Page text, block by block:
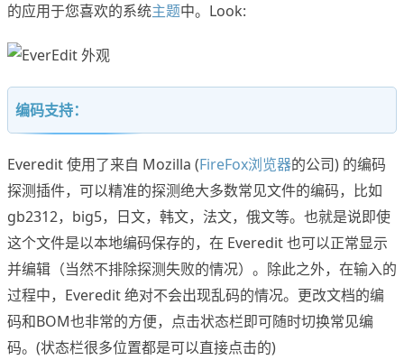
的应用于您喜欢的系统主题中。Look:
编码支持：
Everedit 使用了来自 Mozilla (FireFox浏览器的公司) 的编码
探测插件，可以精准的探测绝大多数常见文件的编码，比如
gb2312，big5，日文，韩文，法文，俄文等。也就是说即使
这个文件是以本地编码保存的，在 Everedit 也可以正常显示
并编辑（当然不排除探测失败的情况）。除此之外，在输入的
过程中，Everedit 绝对不会出现乱码的情况。更改文档的编
码和BOM也非常的方便，点击状态栏即可随时切换常见编
码。(状态栏很多位置都是可以直接点击的)